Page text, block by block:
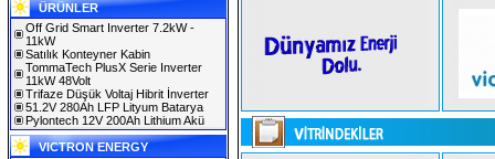
ÜRÜNLER
Off Grid Smart Inverter 7.2kW -
11kW
Satılık Konteyner Kabin
TommaTech PlusX Serie Inverter
11kW 48Volt
Trifaze Düşük Voltaj Hibrit İnverter
51.2V 280Ah LFP Lityum Batarya
Pylontech 12V 200Ah Lithium Akü
VICTRON ENERGY